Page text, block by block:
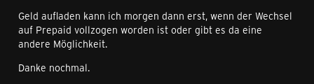
Geld aufladen kann ich morgen dann erst, wenn der Wechsel
auf Prepaid vollzogen worden ist oder gibt es da eine
andere Möglichkeit.
Danke nochmal.